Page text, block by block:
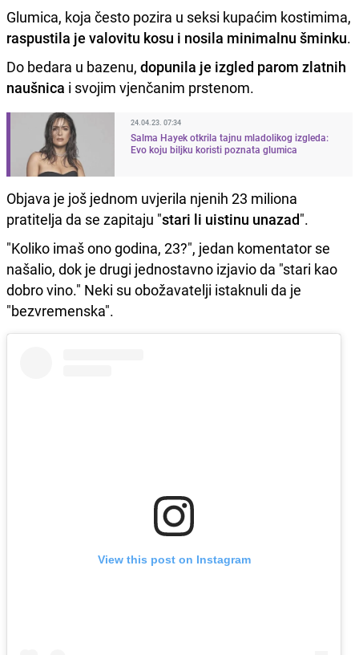
Glumica, koja često pozira u seksi kupaćim kostimima,
raspustila je valovitu kosu i nosila minimalnu šminku.
Do bedara u bazenu, dopunila je izgled parom zlatnih
naušnica i svojim vjenčanim prstenom.
24.04.23. 07:34
Salma Hayek otkrila tajnu mladolikog izgleda:
Evo koju biljku koristi poznata glumica
Objava je još jednom uvjerila njenih 23 miliona
pratitelja da se zapitaju "stari li uistinu unazad".
"Koliko imaš ono godina, 23?", jedan komentator se
našalio, dok je drugi jednostavno izjavio da "stari kao
dobro vino." Neki su obožavatelji istaknuli da je
"bezvremenska".
View this post on Instagram